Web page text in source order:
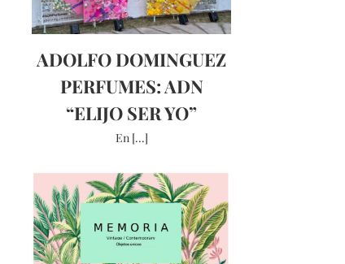
ADOLFO DOMINGUEZ
PERFUMES: ADN
“ELIJO SER YO”
En [...]